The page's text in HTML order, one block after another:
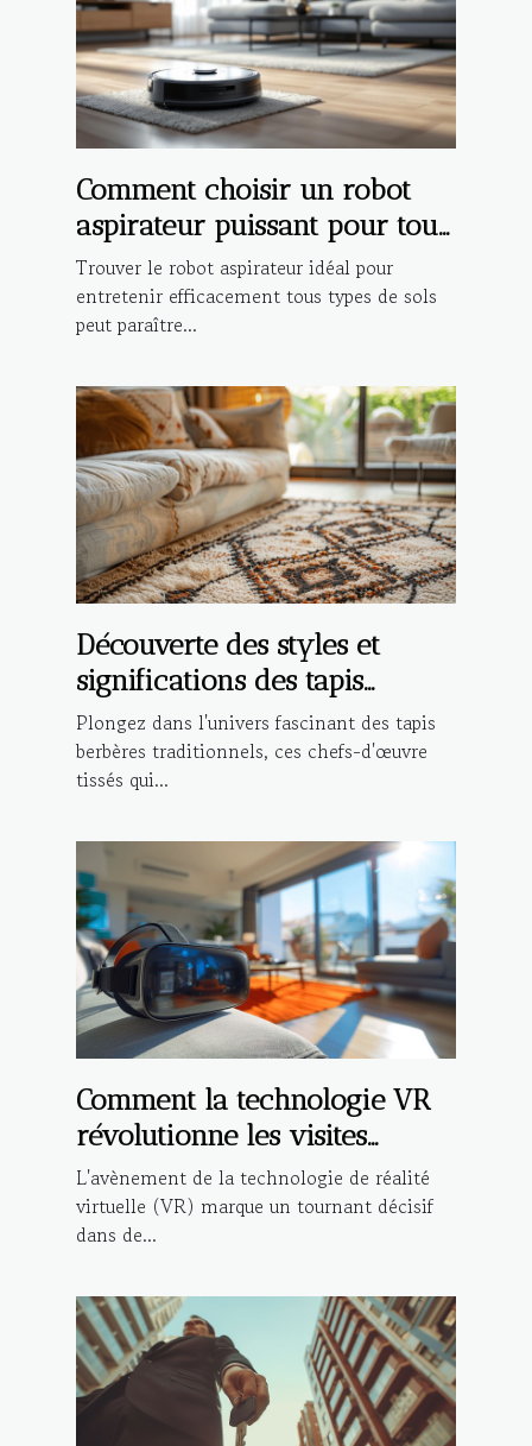
Comment choisir un robot
aspirateur puissant pour tout
type de sol ?
Trouver le robot aspirateur idéal pour
entretenir efficacement tous types de sols
peut paraître...
Découverte des styles et
significations des tapis
berbères traditionnels
Plongez dans l'univers fascinant des tapis
berbères traditionnels, ces chefs-d'œuvre
tissés qui...
Comment la technologie VR
révolutionne les visites
immobilières
L'avènement de la technologie de réalité
virtuelle (VR) marque un tournant décisif
dans de...